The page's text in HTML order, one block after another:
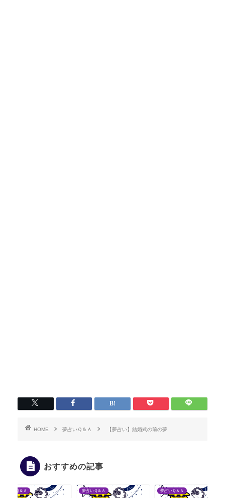
HOME 夢占いＱ＆Ａ 【夢占い】結婚式の前の夢
おすすめの記事
夢占いＱ＆Ａ 夢占いＱ＆Ａ 夢占いＱ＆Ａ